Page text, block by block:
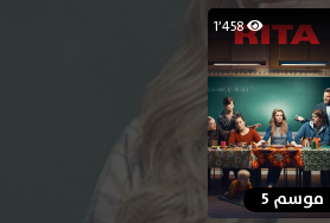
1٬458
موسم 5